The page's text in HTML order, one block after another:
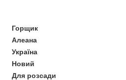
Горщик
Алеана
Україна
Новий
Для розсади